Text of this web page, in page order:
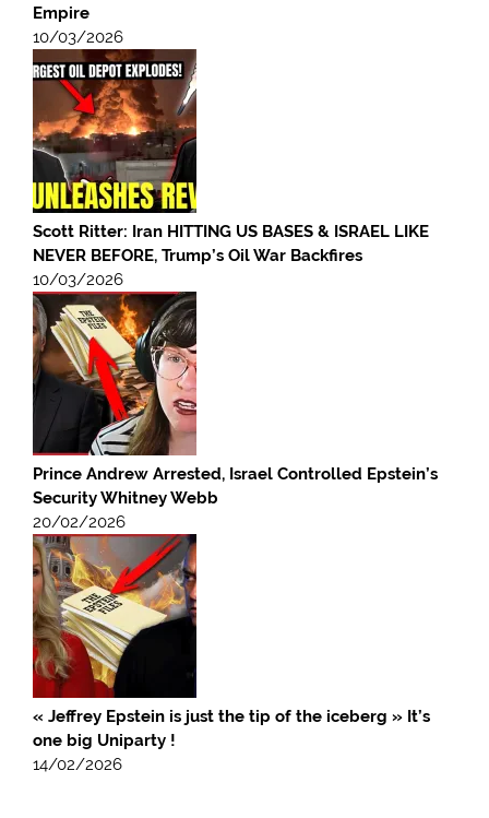
Empire
10/03/2026
Scott Ritter: Iran HITTING US BASES & ISRAEL LIKE
NEVER BEFORE, Trump’s Oil War Backfires
10/03/2026
Prince Andrew Arrested, Israel Controlled Epstein’s
Security Whitney Webb
20/02/2026
« Jeffrey Epstein is just the tip of the iceberg » It’s
one big Uniparty !
14/02/2026